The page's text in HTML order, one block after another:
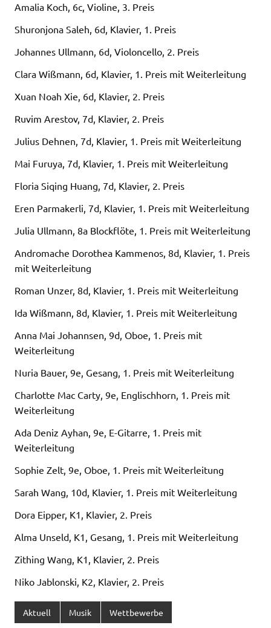
Amalia Koch, 6c, Violine, 3. Preis
Shuronjona Saleh, 6d, Klavier, 1. Preis
Johannes Ullmann, 6d, Violoncello, 2. Preis
Clara Wißmann, 6d, Klavier, 1. Preis mit Weiterleitung
Xuan Noah Xie, 6d, Klavier, 2. Preis
Ruvim Arestov, 7d, Klavier, 2. Preis
Julius Dehnen, 7d, Klavier, 1. Preis mit Weiterleitung
Mai Furuya, 7d, Klavier, 1. Preis mit Weiterleitung
Floria Siqing Huang, 7d, Klavier, 2. Preis
Eren Parmakerli, 7d, Klavier, 1. Preis mit Weiterleitung
Julia Ullmann, 8a Blockflöte, 1. Preis mit Weiterleitung
Andromache Dorothea Kammenos, 8d, Klavier, 1. Preis
mit Weiterleitung
Roman Unzer, 8d, Klavier, 1. Preis mit Weiterleitung
Ida Wißmann, 8d, Klavier, 1. Preis mit Weiterleitung
Anna Mai Johannsen, 9d, Oboe, 1. Preis mit
Weiterleitung
Nuria Bauer, 9e, Gesang, 1. Preis mit Weiterleitung
Charlotte Mac Carty, 9e, Englischhorn, 1. Preis mit
Weiterleitung
Ada Deniz Ayhan, 9e, E-Gitarre, 1. Preis mit
Weiterleitung
Sophie Zelt, 9e, Oboe, 1. Preis mit Weiterleitung
Sarah Wang, 10d, Klavier, 1. Preis mit Weiterleitung
Dora Eipper, K1, Klavier, 2. Preis
Alma Unseld, K1, Gesang, 1. Preis mit Weiterleitung
Zithing Wang, K1, Klavier, 2. Preis
Niko Jablonski, K2, Klavier, 2. Preis
Aktuell Musik Wettbewerbe